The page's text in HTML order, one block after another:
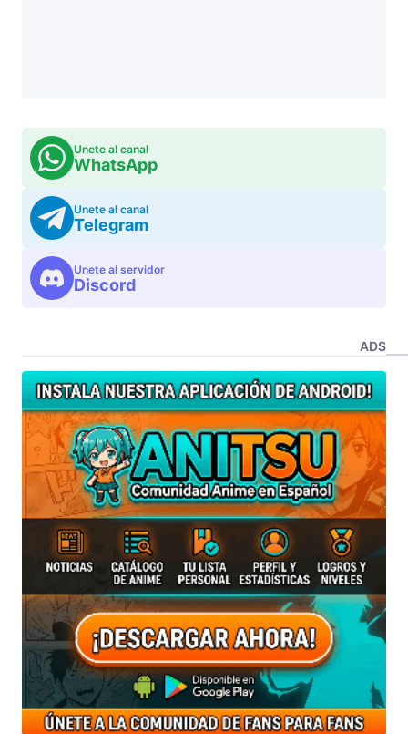
Unete al canal
WhatsApp
Unete al canal
Telegram
Unete al servidor
Discord
ADS